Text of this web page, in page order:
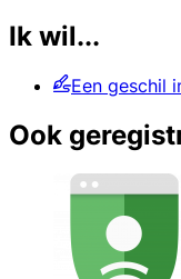
Ik wil...
Een geschil
Ook